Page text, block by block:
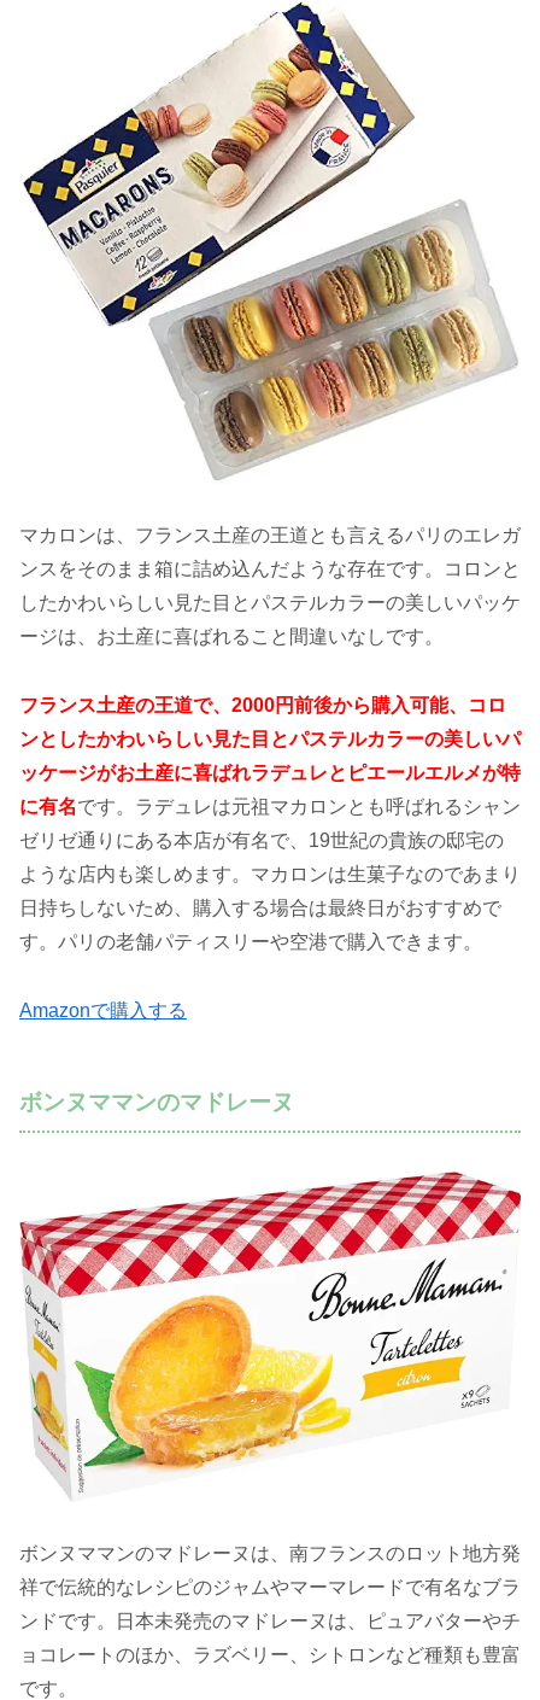
マカロンは、フランス土産の王道とも言えるパリのエレガ
ンスをそのまま箱に詰め込んだような存在です。コロンと
したかわいらしい見た目とパステルカラーの美しいパッケ
ージは、お土産に喜ばれること間違いなしです。
フランス土産の王道で、2000円前後から購入可能、コロ
ンとしたかわいらしい見た目とパステルカラーの美しいパ
ッケージがお土産に喜ばれラデュレとピエールエルメが特
に有名です。ラデュレは元祖マカロンとも呼ばれるシャン
ゼリゼ通りにある本店が有名で、19世紀の貴族の邸宅の
ような店内も楽しめます。マカロンは生菓子なのであまり
日持ちしないため、購入する場合は最終日がおすすめで
す。パリの老舗パティスリーや空港で購入できます。
Amazonで購入する
ボンヌママンのマドレーヌ
ボンヌママンのマドレーヌは、南フランスのロット地方発
祥で伝統的なレシピのジャムやマーマレードで有名なブラ
ンドです。日本未発売のマドレーヌは、ピュアバターやチ
ョコレートのほか、ラズベリー、シトロンなど種類も豊富
です。